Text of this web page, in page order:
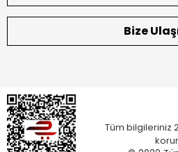
Bize
Tüm bilgileriniz